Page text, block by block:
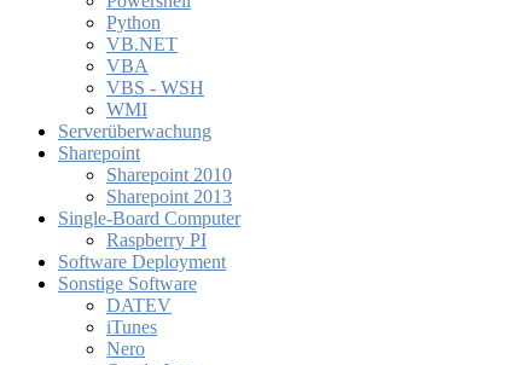
Python
VB.NET
VBA
VBS - WSH
WMI
Serverüberwachung
Sharepoint
Sharepoint 2010
Sharepoint 2013
Single-Board Computer
Raspberry PI
Software Deployment
Sonstige Software
DATEV
iTunes
Nero